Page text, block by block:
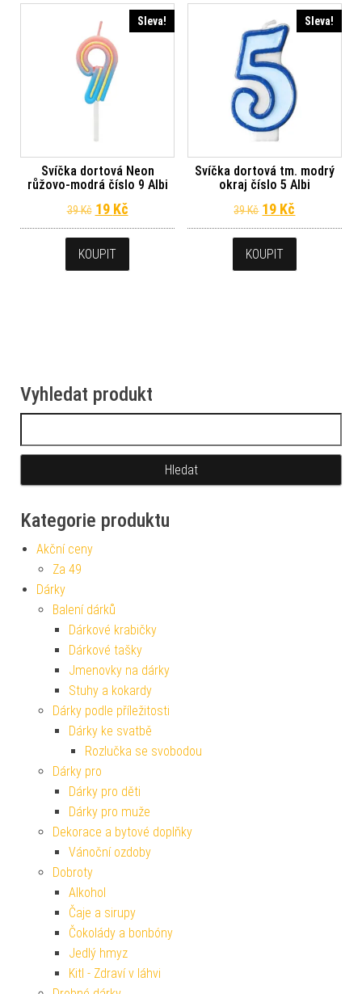
Sleva!
Svíčka dortová Neon
růžovo-modrá číslo 9 Albi
39Kč Původní cena byla: 39 Kč.
19 KčAktuální cena je: 19 Kč.
KOUPIT
Sleva!
Svíčka dortová tm. modrý
okraj číslo 5 Albi
39Kč Původní cena
19 Kč
KOUPIT
Vyhledat produkt
Kategorie produktu
Akční ceny
Za 49
Dárky
Balení dárků
Dárkové krabičky
Dárkové tašky
Jmenovky na dárky
Stuhy a kokardy
Dárky podle příležitosti
Dárky ke svatbě
Rozlučka se svobodou
Dárky pro
Dárky pro děti
Dárky pro muže
Dekorace a bytové doplňky
Vánoční ozdoby
Dobroty
Alkohol
Čaje a sirupy
Čokolády a bonbóny
Jedlý hmyz
Kitl - Zdraví v láhvi